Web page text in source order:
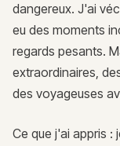
dangereux. J'ai
eu des moments
regards pesants.
extraordinaires,
des voyageuses
Ce que j'ai appris :